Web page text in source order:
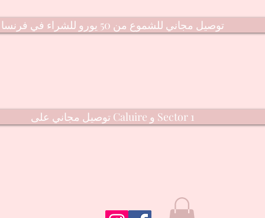
توصيل مجاني للشموع من 50 يورو للشراء في فرنسا
توصيل مجاني على Caluire و Sector 1